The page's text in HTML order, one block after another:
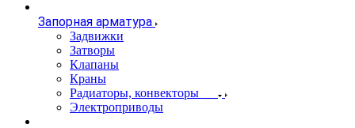
Запорная арматура
Задвижки
Затворы
Клапаны
Краны
Радиаторы, конвекторы
Электроприводы